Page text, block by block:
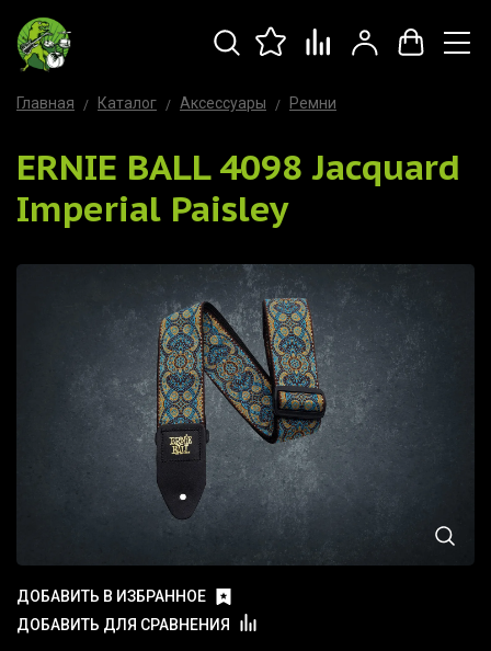
Главная Каталог Аксессуары Ремни
ERNIE BALL 4098 Jacquard
Imperial Paisley
ДОБАВИТЬ В ИЗБРАННОЕ
ДОБАВИТЬ ДЛЯ СРАВНЕНИЯ